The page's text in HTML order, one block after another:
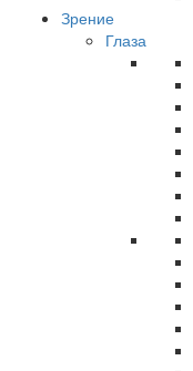
Зрение
Глаза